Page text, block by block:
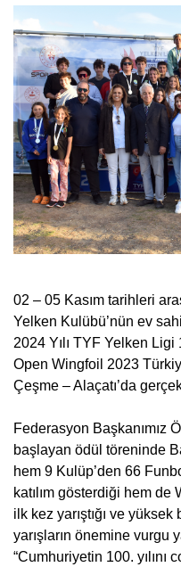
02 – 05 Kasım tarihleri
Yelken Kulübü’nün ev
2024 Yılı TYF Yelken
Open Wingfoil 2023
Çeşme – Alaçatı’da
Federasyon Başkanımız
başlayan ödül töreninde
hem 9 Kulüp’den 66
katılım gösterdiği hem de
ilk kez yarıştığı ve
yarışların önemine vurgu
“Cumhuriyetin 100.